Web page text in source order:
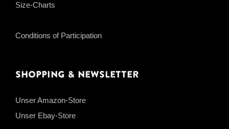
Size-Charts
Conditions of Participation
Shopping & Newsletter
Unser Amazon-Store
Unser Ebay-Store